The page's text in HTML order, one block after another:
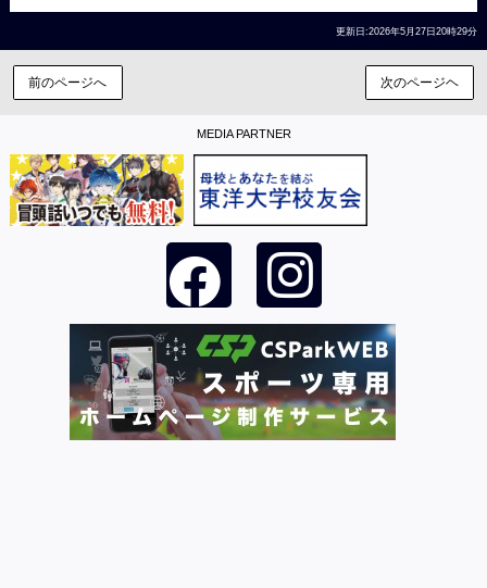
更新日:2026年5月27日20時29分
前のページへ 次のページヘ
MEDIA PARTNER